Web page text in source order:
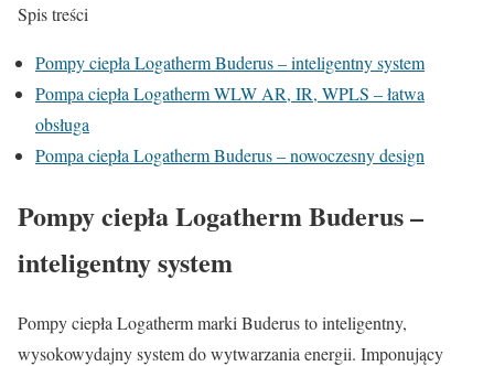
Spis treści
Pompy ciepła Logatherm Buderus – inteligentny system
Pompa ciepła Logatherm WLW AR, IR, WPLS – łatwa
obsługa
Pompa ciepła Logatherm Buderus – nowoczesny design
Pompy ciepła Logatherm Buderus –
inteligentny system
Pompy ciepła Logatherm marki Buderus to inteligentny,
wysokowydajny system do wytwarzania energii. Imponujący